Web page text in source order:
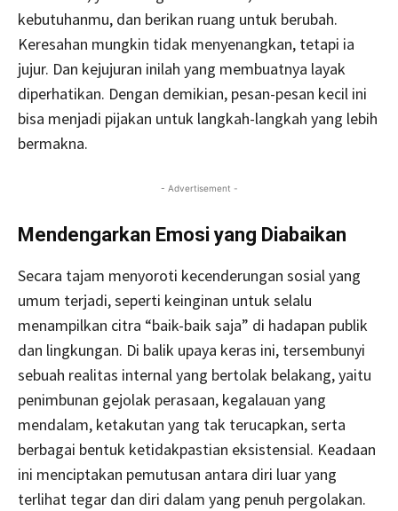
kebutuhanmu, dan berikan ruang untuk berubah.
Keresahan mungkin tidak menyenangkan, tetapi ia
jujur. Dan kejujuran inilah yang membuatnya layak
diperhatikan. Dengan demikian, pesan-pesan kecil ini
bisa menjadi pijakan untuk langkah-langkah yang lebih
bermakna.
- Advertisement -
Mendengarkan Emosi yang Diabaikan
Secara tajam menyoroti kecenderungan sosial yang
umum terjadi, seperti keinginan untuk selalu
menampilkan citra “baik-baik saja” di hadapan publik
dan lingkungan. Di balik upaya keras ini, tersembunyi
sebuah realitas internal yang bertolak belakang, yaitu
penimbunan gejolak perasaan, kegalauan yang
mendalam, ketakutan yang tak terucapkan, serta
berbagai bentuk ketidakpastian eksistensial. Keadaan
ini menciptakan pemutusan antara diri luar yang
terlihat tegar dan diri dalam yang penuh pergolakan.